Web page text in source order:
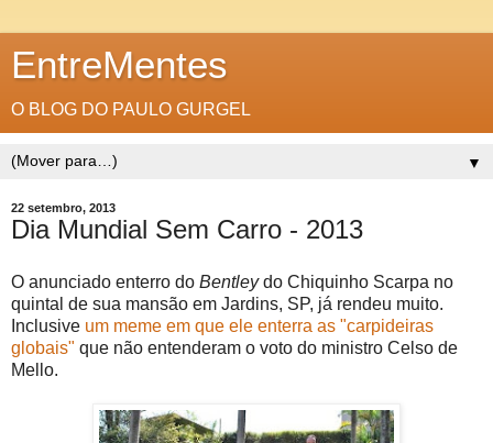
EntreMentes
O BLOG DO PAULO GURGEL
▼
22 setembro, 2013
Dia Mundial Sem Carro - 2013
O anunciado enterro do Bentleydo Chiquinho Scarpa no
quintal de sua mansão em Jardins, SP, já rendeu muito.
Inclusive um meme em que ele enterra as "carpideiras
globais" que não entenderam o voto do ministro Celso de
Mello.